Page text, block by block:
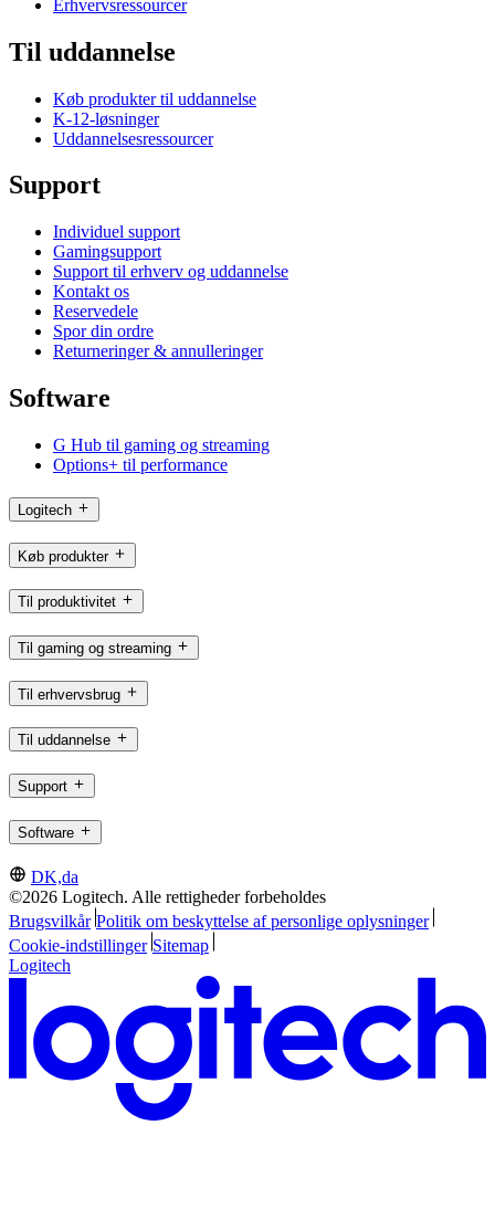
Erhvervsressourcer
Til uddannelse
Køb produkter til uddannelse
K-12-løsninger
Uddannelsesressourcer
Support
Individuel support
Gamingsupport
Support til erhverv og uddannelse
Kontakt os
Reservedele
Spor din ordre
Returneringer & annulleringer
Software
G Hub til gaming og streaming
Options+ til performance
Logitech
Køb produkter
Til produktivitet
Til gaming og streaming
Til erhvervsbrug
Til uddannelse
Support
Software
DK,da
©2026 Logitech. Alle rettigheder forbeholdes
Brugsvilkår Politik om beskyttelse af personlige oplysninger
Cookie-indstillinger Sitemap
Logitech